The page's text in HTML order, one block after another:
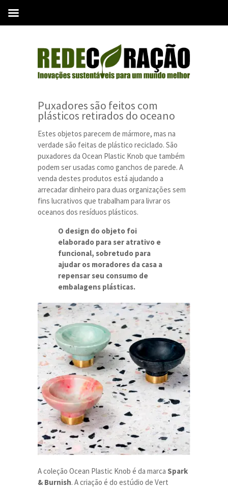
Puxadores são feitos com
plásticos retirados do oceano
Estes objetos parecem de mármore, mas na
verdade são feitas de plástico reciclado. São
puxadores da Ocean Plastic Knob que também
podem ser usadas como ganchos de parede. A
venda destes produtos está ajudando a
arrecadar dinheiro para duas organizações sem
fins lucrativos que trabalham para livrar os
oceanos dos resíduos plásticos.
O design do objeto foi
elaborado para ser atrativo e
funcional, sobretudo para
ajudar os moradores da casa a
repensar seu consumo de
embalagens plásticas.
A coleção Ocean Plastic Knob é da marca Spark
& Burnish. A criação é do estúdio de Vert